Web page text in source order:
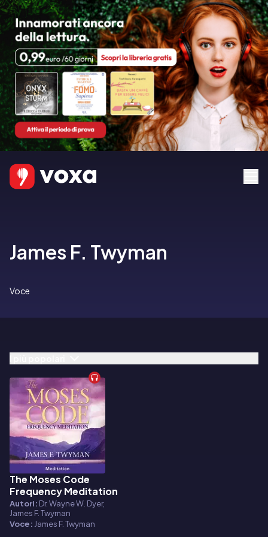
James F. Twyman
Voce
Audiolibro
The Moses Code
Frequency Meditation
Autori: Dr. Wayne W. Dyer,
James F. Twyman
Voce: James F. Twyman